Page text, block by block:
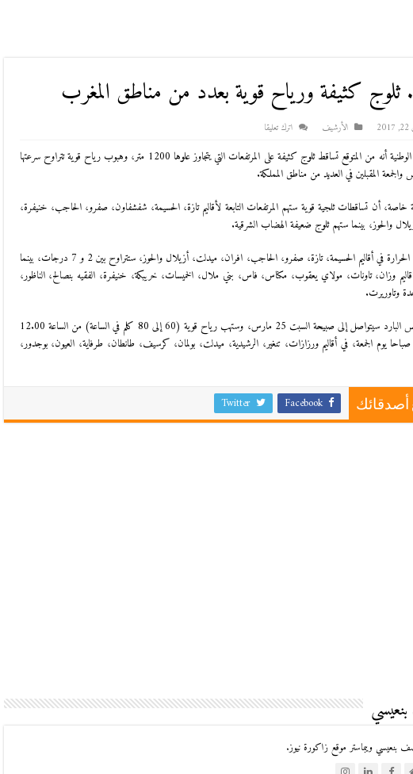
ثلوج كثيفة ورياح قوية بعدد من مناطق المغرب
اﻷرشيف اترك تعليقا
أعلنت مديرية الأرصاد الجوية الوطنية أنه من المتوقع تساقط ثلوج كثيفة على المرتفعات التي يتجاوز علوها 1200 متر، وهبوب رياح قوية تتراوح سرعتها
أن تساقطات ثلجية قوية ستهم المرتفعات التابعة لأقاليم تازة، الحسيمة، شفشفاون، صفرو، الحاجب، خنيفرة،
والحوز، بينما ستهم ثلوج ضعيفة الهضاب الشرقية.
وحسب النشرة، فإن درجات الحرارة في أقاليم الحسيمة، تازة، صفرو، الحاجب، افران، ميدلت، أزيلال والحوز، ستتراوح بين 2 و 7 درجات، بينما
12 درجة في اقاليم وزان، تاونات، مولاي يعقوب، مكناس، فاس، بني ملال، الخميسات، خريبكة، خنيفرة، الفقيه بنصالح، الناظور،
وتاوريرت.
وأشارت المديرية الى أن الطقس البارد سيتواصل إلى صبيحة السبت 25 مارس، وستهب رياح قوية (60 إلى 80 كلم في الساعة) من الساعة 12.00
يوم الخميس الى الساعة 3.00 صباحا يوم الجمعة، في أقاليم ورزازات، تنغير، الرشيدية، ميدلت، بولمان، كرسيف، طانطان، طرفاية، العيون، بوجدور،
Facebook
Twitter
بنعيسي ويبماستر موقع زاكورة نيوز.